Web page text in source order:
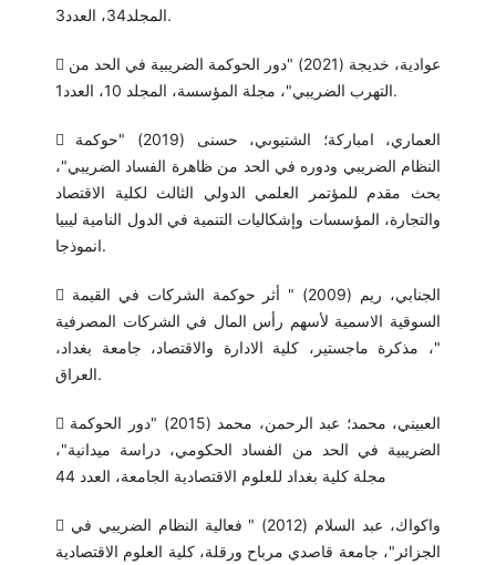
المجلد34، العدد3.
 عوادية، خديجة (2021) "دور الحوكمة الضريبية في الحد من
التهرب الضريبي"، مجلة المؤسسة، المجلد 10، العدد1.
 العماري، امباركة؛ الشتيوىي، حسنى (2019) "حوكمة
النظام الضريبي ودوره في الحد من ظاهرة الفساد الضريبي"،
بحث مقدم للمؤتمر العلمي الدولي الثالث لكلية الاقتصاد
والتجارة، المؤسسات وإشكاليات التنمية في الدول النامية ليبيا
انموذجا.
 الجنابي، ريم (2009) " أثر حوكمة الشركات في القيمة
السوقية الاسمية لأسهم رأس المال في الشركات المصرفية
"، مذكرة ماجستير، كلية الادارة والاقتصاد، جامعة بغداد،
العراق.
 العبيني، محمد؛ عبد الرحمن، محمد (2015) "دور الحوكمة
الضريبية في الحد من الفساد الحكومي، دراسة ميدانية"،
مجلة كلية بغداد للعلوم الاقتصادية الجامعة، العدد 44
 واكواك، عبد السلام (2012) " فعالية النظام الضريبي في
الجزائر"، جامعة قاصدي مرباح ورقلة، كلية العلوم الاقتصادية